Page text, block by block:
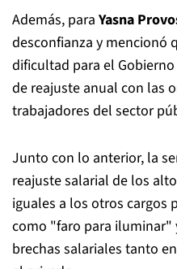
Además, para Yasna
desconfianza y mencionó
dificultad para el
de reajuste anual con las
trabajadores del sector
Junto con lo anterior, la
reajuste salarial de los
iguales a los otros cargos
como "faro para iluminar"
brechas salariales tanto